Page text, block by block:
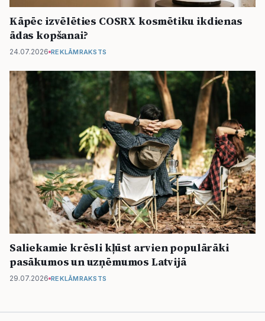
Kāpēc izvēlēties COSRX kosmētiku ikdienas
ādas kopšanai?
24.07.2026 REKLĀMRAKSTS
Saliekamie krēsli kļūst arvien populārāki
pasākumos un uzņēmumos Latvijā
29.07.2026 REKLĀMRAKSTS